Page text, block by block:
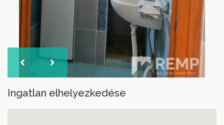
Ingatlan elhelyezkedése